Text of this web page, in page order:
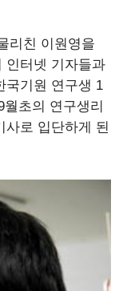
리친 이원영을
인터넷 기자들과
국기원 연구생 1
초의 연구생리
사로 입단하게 된